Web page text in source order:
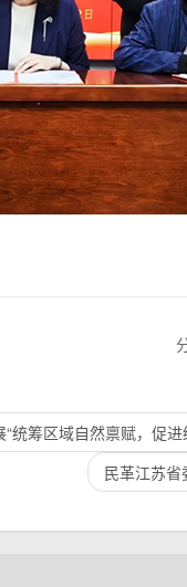
统筹区域自然禀赋，促
民革江苏